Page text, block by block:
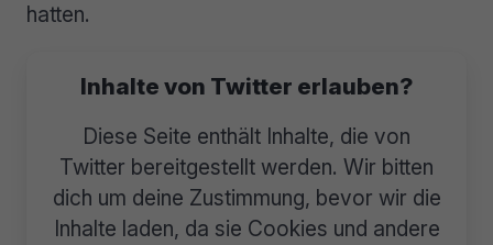
hatten.
Inhalte von Twitter erlauben?
Diese Seite enthält Inhalte, die von
Twitter bereitgestellt werden. Wir bitten
dich um deine Zustimmung, bevor wir die
Inhalte laden, da sie Cookies und andere